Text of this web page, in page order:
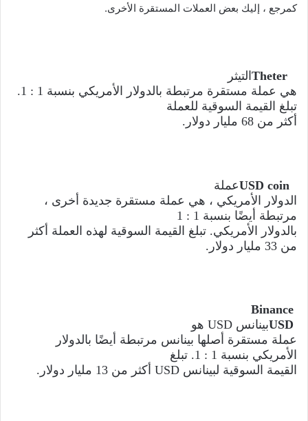
كمرجع ، إليك بعض العملات المستقرة الأخرى.
Theterالتيثر
هي عملة مستقرة مرتبطة بالدولار الأمريكي بنسبة 1 : 1.
تبلغ القيمة السوقية للعملة
أكثر من 68 مليار دولار.
USD coinعملة
الدولار الأمريكي ، هي عملة مستقرة جديدة أخرى ،
مرتبطة أيضًا بنسبة 1 : 1
بالدولار الأمريكي. تبلغ القيمة السوقية لهذه العملة أكثر
من 33 مليار دولار.
Binance
USDبينانس USD هو
عملة مستقرة أصلها بينانس مرتبطة أيضًا بالدولار
الأمريكي بنسبة 1 : 1. تبلغ
القيمة السوقية لبينانس USD أكثر من 13 مليار دولار.